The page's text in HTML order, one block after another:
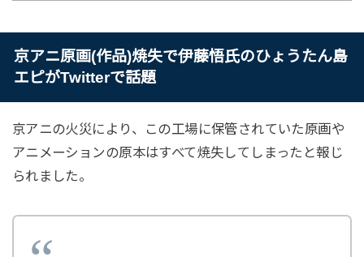
京アニ原画(作品)焼失で伊藤悟氏のひょうたん島
エピがTwitterで話題
京アニの火災により、この工場に保管されていた原画や
アニメーションの原本はすべて焼失してしまったと報じ
られました。